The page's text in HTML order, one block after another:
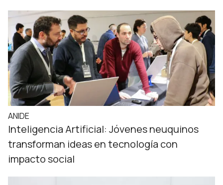
ANIDE
Inteligencia Artificial: Jóvenes neuquinos
transforman ideas en tecnología con
impacto social